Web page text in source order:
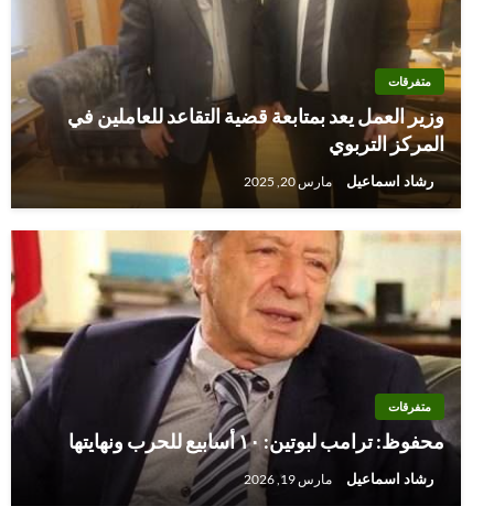
متفرقات
وزير العمل يعد بمتابعة قضية التقاعد للعاملين في
المركز التربوي
رشاد اسماعيل مارس 20, 2025
متفرقات
محفوظ: ترامب لبوتين: ١٠ أسابيع للحرب ونهايتها
رشاد اسماعيل مارس 19, 2026